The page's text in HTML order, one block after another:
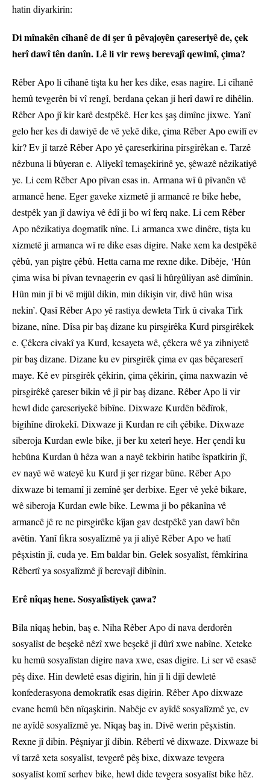
hatin diyarkirin:
Di mînakên cîhanê de di şer û pêvajoyên çareseriyê de, çek
herî dawî tên danîn. Lê li vir rewş berevajî qewimî, çima?
Rêber Apo li cîhanê tişta ku her kes dike, esas nagire. Li cîhanê
hemû tevgerên bi vî rengî, berdana çekan ji herî dawî re dihêlin.
Rêber Apo jî kir karê destpêkê. Her kes şaş dimîne jixwe. Yanî
gelo her kes di dawiyê de vê yekê dike, çima Rêber Apo ewilî ev
kir? Ev jî tarzê Rêber Apo yê çareserkirina pirsgirêkan e. Tarzê
nêzbuna li bûyeran e. Aliyekî temaşekirinê ye, şêwazê nêzikatiyê
ye. Li cem Rêber Apo pîvan esas in. Armana wî û pîvanên vê
armancê hene. Eger gaveke xizmetê ji armancê re bike hebe,
destpêk yan jî dawiya vê êdî ji bo wî ferq nake. Li cem Rêber
Apo nêzikatiya dogmatîk nîne. Li armanca xwe dinêre, tişta ku
xizmetê ji armanca wî re dike esas digire. Nake xem ka destpêkê
çêbû, yan piştre çêbû. Hetta carna me rexne dike. Dibêje, ‘Hûn
çima wisa bi pîvan tevnagerin ev qasî li hûrgûliyan asê dimînin.
Hûn min jî bi vê mijûl dikin, min dikişin vir, divê hûn wisa
nekin’. Qasî Rêber Apo yê rastiya dewleta Tirk û civaka Tirk
bizane, nîne. Dîsa pir baş dizane ku pirsgirêka Kurd pirsgirêkek
e. Çêkera civakî ya Kurd, kesayeta wê, çêkera wê ya zihniyetê
pir baş dizane. Dizane ku ev pirsgirêk çima ev qas bêçareserî
maye. Kê ev pirsgirêk çêkirin, çima çêkirin, çima naxwazin vê
pirsgirêkê çareser bikin vê jî pir baş dizane. Rêber Apo li vir
hewl dide çareseriyekê bibîne. Dixwaze Kurdên bêdîrok,
bigihîne dîrokekî. Dixwaze ji Kurdan re cih çêbike. Dixwaze
siberoja Kurdan ewle bike, ji ber ku xeterî heye. Her çendî ku
hebûna Kurdan û hêza wan a nayê tekbirin hatibe îspatkirin jî,
ev nayê wê wateyê ku Kurd ji şer rizgar bûne. Rêber Apo
dixwaze bi temamî ji zemînê şer derbixe. Eger vê yekê bikare,
wê siberoja Kurdan ewle bike. Lewma ji bo pêkanîna vê
armancê jê re ne pirsgirêke kîjan gav destpêkê yan dawî bên
avêtin. Yanî fikra sosyalîzmê ya ji aliyê Rêber Apo ve hatî
pêşxistin jî, cuda ye. Em baldar bin. Gelek sosyalîst, fêmkirina
Rêbertî ya sosyalîzmê jî berevajî dibînin.
Erê nîqaş hene. Sosyalîstiyek çawa?
Bila nîqaş hebin, baş e. Niha Rêber Apo di nava derdorên
sosyalîst de beşekê nêzî xwe beşekê jî dûrî xwe nabîne. Xeteke
ku hemû sosyalîstan digire nava xwe, esas digire. Li ser vê esasê
pêş dixe. Hin dewletê esas digirin, hin jî li dijî dewletê
konfederasyona demokratîk esas digirin. Rêber Apo dixwaze
evane hemû bên nîqaşkirin. Nabêje ev ayîdê sosyalîzmê ye, ev
ne ayîdê sosyalîzmê ye. Nîqaş baş in. Divê werin pêşxistin.
Rexne jî dibin. Pêşniyar jî dibin. Rêbertî vê dixwaze. Dixwaze bi
vî tarzê xeta sosyalîst, tevgerê pêş bixe, dixwaze tevgera
sosyalîst komî serhev bike, hewl dide tevgera sosyalîst bike hêz.